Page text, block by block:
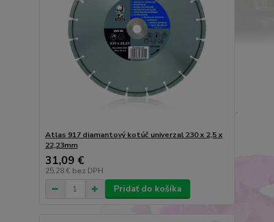
Atlas 917 diamantový kotúč univerzal 230 x 2,5 x
22,23mm
31,09 €
25,28 € bez DPH
Pridať do košíka